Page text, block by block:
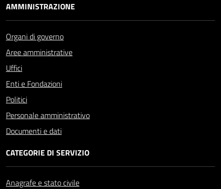
AMMINISTRAZIONE
Organi di governo
Aree amministrative
Uffici
Enti e Fondazioni
Politici
Personale amministrativo
Documenti e dati
CATEGORIE DI SERVIZIO
Anagrafe e stato civile